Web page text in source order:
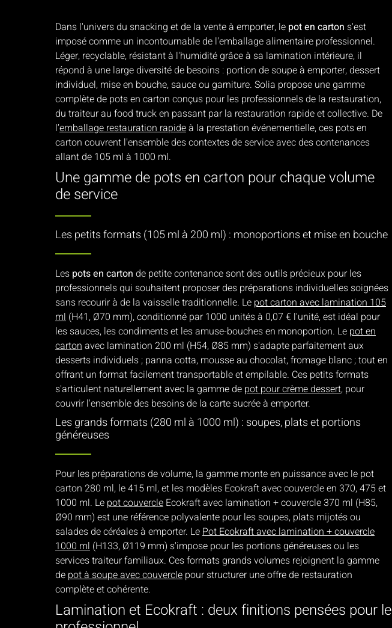
Dans l'univers du snacking et de la vente à emporter, le pot en carton s'est
imposé comme un incontournable de l'emballage alimentaire professionnel.
Léger, recyclable, résistant à l'humidité grâce à sa lamination intérieure, il
répond à une large diversité de besoins : portion de soupe à emporter, dessert
individuel, mise en bouche, sauce ou garniture. Solia propose une gamme
complète de pots en carton conçus pour les professionnels de la restauration,
du traiteur au food truck en passant par la restauration rapide et collective. De
l’emballage restauration rapideà la prestation événementielle, ces pots en
carton couvrent l'ensemble des contextes de service avec des contenances
allant de 105 ml à 1000 ml.
Une gamme de pots en carton pour chaque volume
de service
Les petits formats (105 ml à 200 ml) : monoportions et mise en bouche
Les pots en carton de petite contenance sont des outils précieux pour les
professionnels qui souhaitent proposer des préparations individuelles soignées
sans recourir à de la vaisselle traditionnelle. Le pot carton avec lamination 105
ml (H41, Ø70 mm), conditionné par 1000 unités à 0,07 € l'unité, est idéal pour
les sauces, les condiments et les amuse-bouches en monoportion. Le pot en
carton avec lamination 200 ml (H54, Ø85 mm) s'adapte parfaitement aux
desserts individuels ; panna cotta, mousse au chocolat, fromage blanc ; tout en
offrant un format facilement transportable et empilable. Ces petits formats
s'articulent naturellement avec la gamme de pot pour crème dessert, pour
couvrir l'ensemble des besoins de la carte sucrée à emporter.
Les grands formats (280 ml à 1000 ml) : soupes, plats et portions
généreuses
Pour les préparations de volume, la gamme monte en puissance avec le pot
carton 280 ml, le 415 ml, et les modèles Ecokraft avec couvercle en 370, 475 et
1000 ml. Le pot couvercle Ecokraft avec lamination + couvercle 370 ml (H85,
Ø90 mm) est une référence polyvalente pour les soupes, plats mijotés ou
salades de céréales à emporter. Le Pot Ecokraft avec lamination + couvercle
1000 ml (H133, Ø119 mm) s'impose pour les portions généreuses ou les
services traiteur familiaux. Ces formats grands volumes rejoignent la gamme
de pot à soupe avec couvercle pour structurer une offre de restauration
complète et cohérente.
Lamination et Ecokraft : deux finitions pensées pour le